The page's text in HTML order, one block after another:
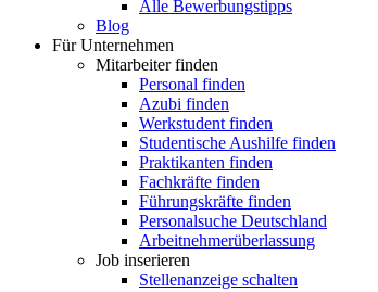
Alle Bewerbungstipps
Blog
Für Unternehmen
Mitarbeiter finden
Personal finden
Azubi finden
Werkstudent finden
Studentische Aushilfe finden
Praktikanten finden
Fachkräfte finden
Führungskräfte finden
Personalsuche Deutschland
Arbeitnehmerüberlassung
Job inserieren
Stellenanzeige schalten